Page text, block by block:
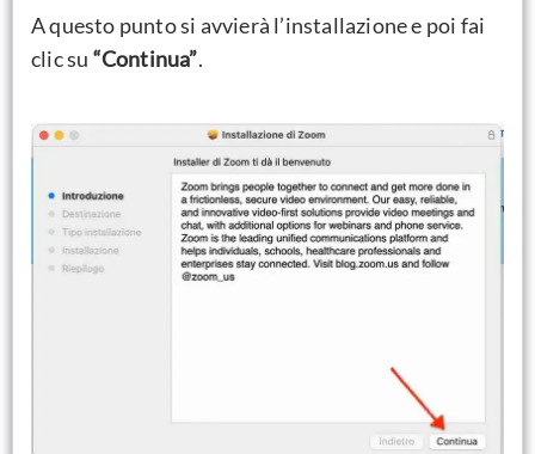
A questo punto si avvierà l’installazione e poi fai
clic su “Continua”.